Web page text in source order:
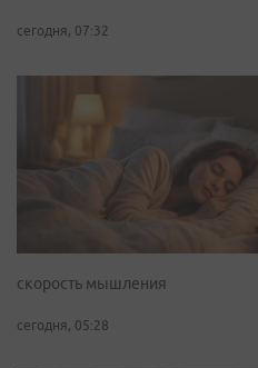
сегодня, 07:32
скорость мышления
сегодня, 05:28